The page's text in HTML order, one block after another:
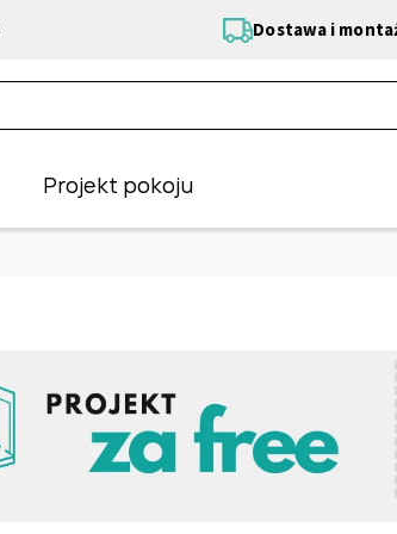
Dostawa i
Projekt pokoju